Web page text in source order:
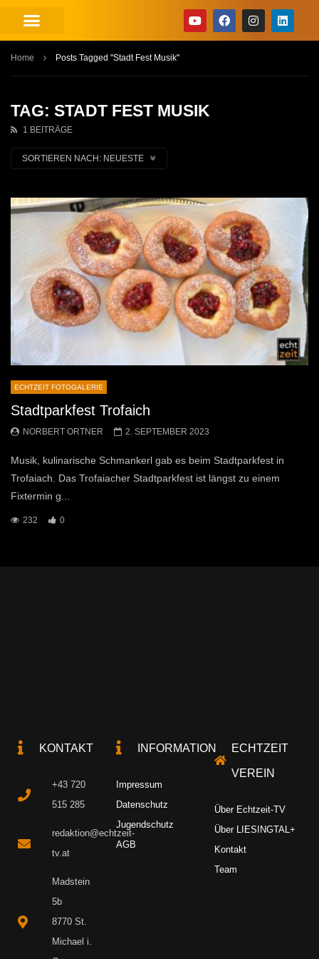
Home Posts Tagged "Stadt Fest Musik"
TAG: STADT FEST MUSIK
1 BEITRÄGE
SORTIEREN NACH: NEUESTE
ECHTZEIT FOTOGALERIE
Stadtparkfest Trofaich
NORBERT ORTNER 2. SEPTEMBER 2023
Musik, kulinarische Schmankerl gab es beim Stadtparkfest in
Trofaiach. Das Trofaiacher Stadtparkfest ist längst zu einem
Fixtermin g...
232 0
KONTAKT
+43 720
515 285
redaktion@echtzeit-
tv.at
Madstein
5b
8770 St.
Michael i.
INFORMATION
Impressum
Datenschutz
Jugendschutz
AGB
ECHTZEIT
VEREIN
Über Echtzeit-TV
Über LIESINGTAL+
Kontakt
Team